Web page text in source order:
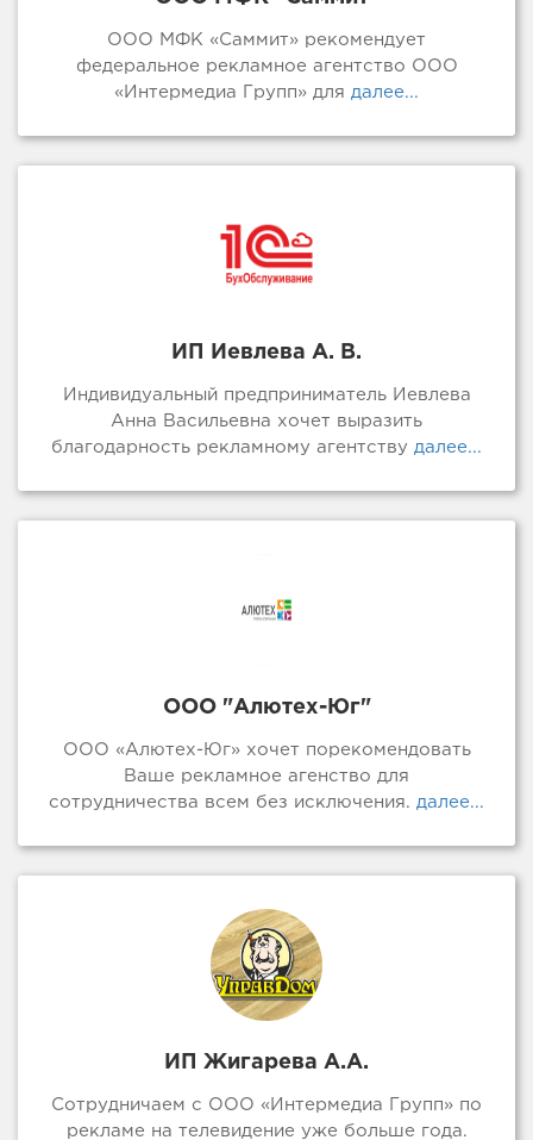
ООО МФК «Саммит» рекомендует
федеральное рекламное агентство ООО
«Интермедиа Групп» для далее...
ИП Иевлева А. В.
Индивидуальный предприниматель Иевлева
Анна Васильевна хочет выразить
благодарность рекламному агентству далее...
ООО "Алютех-Юг"
ООО «Алютех-Юг» хочет порекомендовать
Ваше рекламное агенство для
сотрудничества всем без исключения. далее...
ИП Жигарева А.А.
Сотрудничаем с ООО «Интермедиа Групп» по
рекламе на телевидение уже больше года.